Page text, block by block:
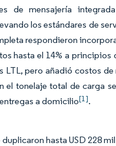
de mensajería
los estándares de
respondieron
hasta el 14% a
pero añadió costos de
tonelaje total de carga
a domicilio[1].
hasta USD 228